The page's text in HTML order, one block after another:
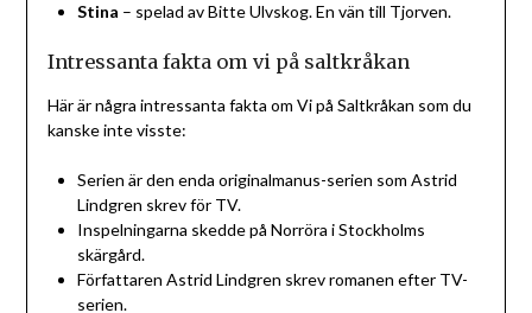
Stina – spelad av Bitte Ulvskog. En vän till Tjorven.
Intressanta fakta om vi på saltkråkan
Här är några intressanta fakta om Vi på Saltkråkan som du
kanske inte visste:
Serien är den enda originalmanus-serien som Astrid
Lindgren skrev för TV.
Inspelningarna skedde på Norröra i Stockholms
skärgård.
Författaren Astrid Lindgren skrev romanen efter TV-
serien.